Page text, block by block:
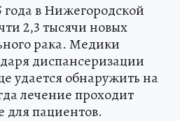
года в Нижегородской
2,3 тысячи новых
рака. Медики
диспансеризации
удается обнаружить на
лечение проходит
для пациентов.